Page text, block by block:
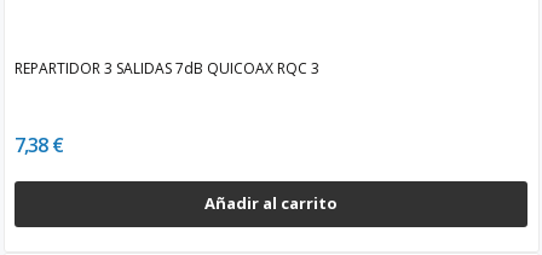
REPARTIDOR 3 SALIDAS 7dB QUICOAX RQC 3
7,38 €
Añadir al carrito